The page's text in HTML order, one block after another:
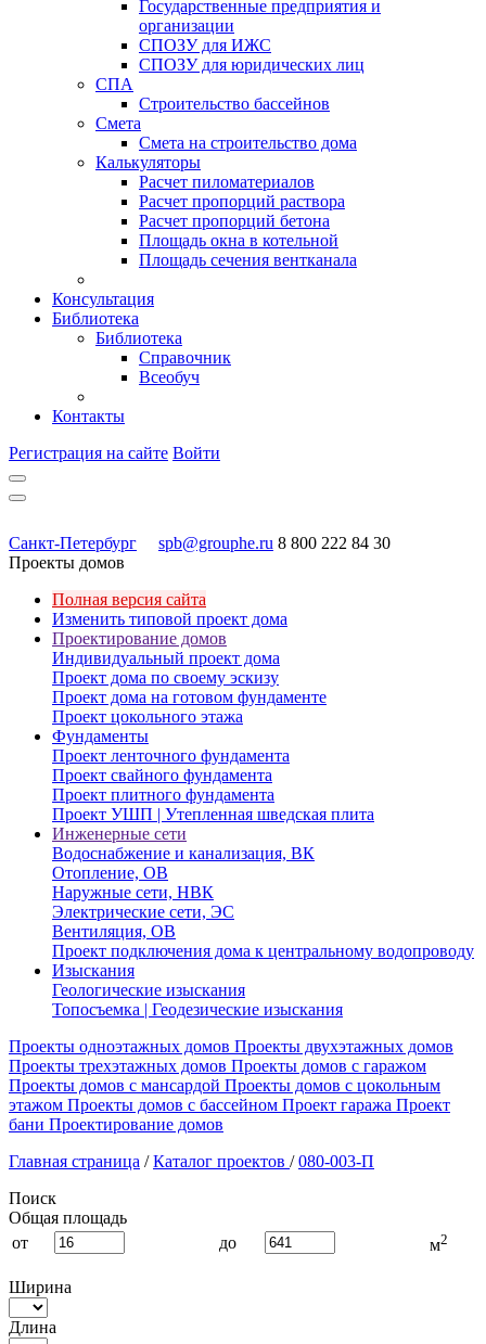
Государственные предприятия и
организации
СПОЗУ для ИЖС
СПОЗУ для юридических лиц
СПА
Строительство бассейнов
Смета
Смета на строительство дома
Калькуляторы
Расчет пиломатериалов
Расчет пропорций раствора
Расчет пропорций бетона
Площадь окна в котельной
Площадь сечения вентканала
Консультация
Библиотека
Библиотека
Справочник
Всеобуч
Контакты
Регистрация на сайте Войти
Санкт-Петербург spb@grouphe.ru 8 800 222 84 30
Проекты домов
Полная версия сайта
Изменить типовой проект дома
Проектирование домов
Индивидуальный проект дома
Проект дома по своему эскизу
Проект дома на готовом фундаменте
Проект цокольного этажа
Фундаменты
Проект ленточного фундамента
Проект свайного фундамента
Проект плитного фундамента
Проект УШП | Утепленная шведская плита
Инженерные сети
Водоснабжение и канализация, ВК
Отопление, ОВ
Наружные сети, НВК
Электрические сети, ЭС
Вентиляция, ОВ
Проект подключения дома к центральному водопроводу
Изыскания
Геологические изыскания
Топосъемка | Геодезические изыскания
Проекты одноэтажных домов Проекты двухэтажных домов
Проекты трехэтажных домов Проекты домов с гаражом
Проекты домов с мансардой Проекты домов с цокольным
этажом Проекты домов с бассейном Проект гаража Проект
бани Проектирование домов
Главная страница / Каталог проектов / 080-003-П
Поиск
Общая площадь
от
до м2
Ширина
Длина